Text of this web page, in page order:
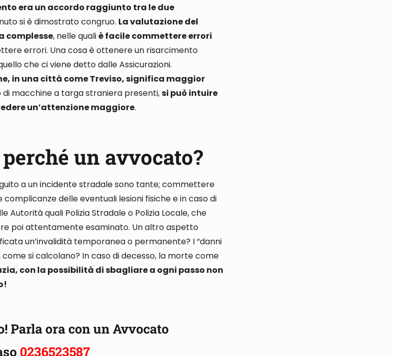
era un accordo raggiunto tra le due
si è dimostrato congruo. La valutazione del
complesse, nelle qualiè facile commettere errori
errori. Una cosa è ottenere un risarcimento
che ci viene detto dalle Assicurazioni.
in una città come Treviso, significa maggior
di macchine a targa straniera presenti,si può intuire
un’attenzione maggiore.
un avvocato?
a un incidente stradale sono tante; commettere
complicanze delleeventuali lesioni fisiche e in caso di
Autorità quali Polizia Stradale o Polizia Locale, che
poi attentamente esaminato. Un altro aspetto
un’invalidità temporanea o permanente? I “danni
come si calcolano? In caso di decesso, la morte come
con la possibilità di sbagliare a ogni passo non
Parla ora con un Avvocato
0236523587